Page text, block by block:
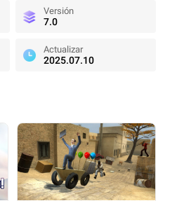
Versión
7.0
Actualizar
2025.07.10